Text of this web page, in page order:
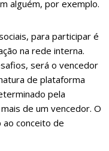
alguém, por exemplo.
para participar é
na rede interna.
será o vencedor
de plataforma
pela
de um vencedor. O
conceito de